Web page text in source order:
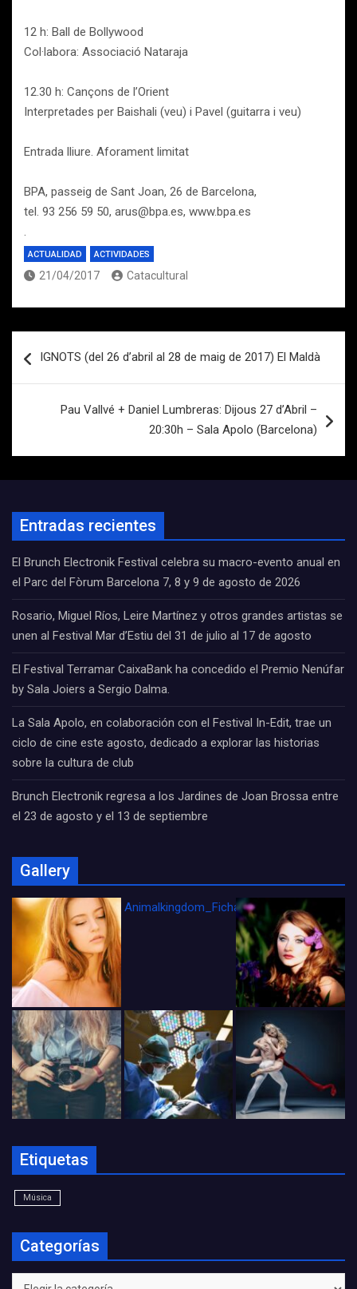
12 h: Ball de Bollywood
Col·labora: Associació Nataraja
12.30 h: Cançons de l’Orient
Interpretades per Baishali (veu) i Pavel (guitarra i veu)
Entrada lliure. Aforament limitat
BPA, passeig de Sant Joan, 26 de Barcelona,
tel. 93 256 59 50, arus@bpa.es, www.bpa.es
.
ACTUALIDAD ACTIVIDADES
21/04/2017 Catacultural
de
IGNOTS (del 26 d’abril al 28 de maig de 2017) El Maldà
Pau Vallvé + Daniel Lumbreras: Dijous 27 d’Abril –
20:30h – Sala Apolo (Barcelona)
Entradas recientes
El Brunch Electronik Festival celebra su macro-evento anual en
el Parc del Fòrum Barcelona 7, 8 y 9 de agosto de 2026
Rosario, Miguel Ríos, Leire Martínez y otros grandes artistas se
unen al Festival Mar d’Estiu del 31 de julio al 17 de agosto
El Festival Terramar CaixaBank ha concedido el Premio Nenúfar
by Sala Joiers a Sergio Dalma.
La Sala Apolo, en colaboración con el Festival In-Edit, trae un
ciclo de cine este agosto, dedicado a explorar las historias
sobre la cultura de club
Brunch Electronik regresa a los Jardines de Joan Brossa entre
el 23 de agosto y el 13 de septiembre
Gallery
Animalkingdom_FichaCine
Etiquetas
Música
Categorías
Categorías